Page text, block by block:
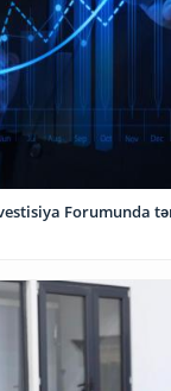
Forumunda